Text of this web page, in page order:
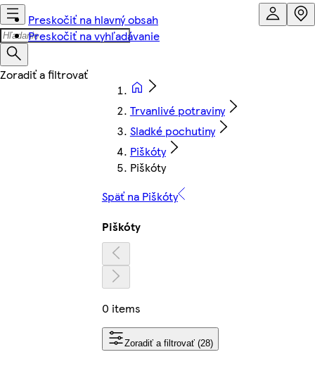
Preskočiť na hlavný obsah
Preskočiť na vyhľadávanie
Trvanlivé potraviny
Sladké pochutiny
Piškóty
Piškóty
Späť na Piškóty
Piškóty
0 items
Zoradiť a filtrovať (28)